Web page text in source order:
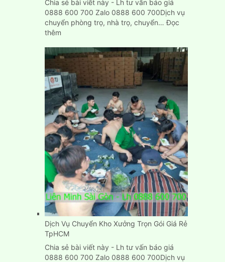
Chia sẻ bài viết này - Lh tư vấn báo giá
0888 600 700 Zalo 0888 600 700Dịch vụ
chuyển phòng trọ, nhà trọ, chuyển…Đọc
thêm:
chuyển
phòng
trọ
nhà
trọ
nhanh
gọn,
đơn
giản,
giá
rẻ
Dịch Vụ Chuyển Kho Xưởng Trọn Gói Giá Rẻ
TpHCM
Chia sẻ bài viết này - Lh tư vấn báo giá
0888 600 700 Zalo 0888 600 700Dịch vụ